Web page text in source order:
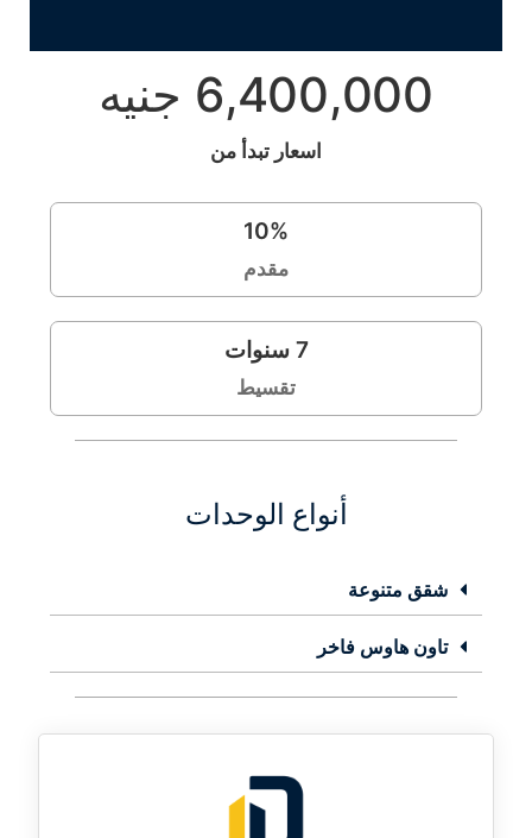
6,400,000 جنيه
اسعار تبدأ من
10%
مقدم
7 سنوات
تقسيط
أنواع الوحدات
شقق متنوعة
تاون هاوس فاخر